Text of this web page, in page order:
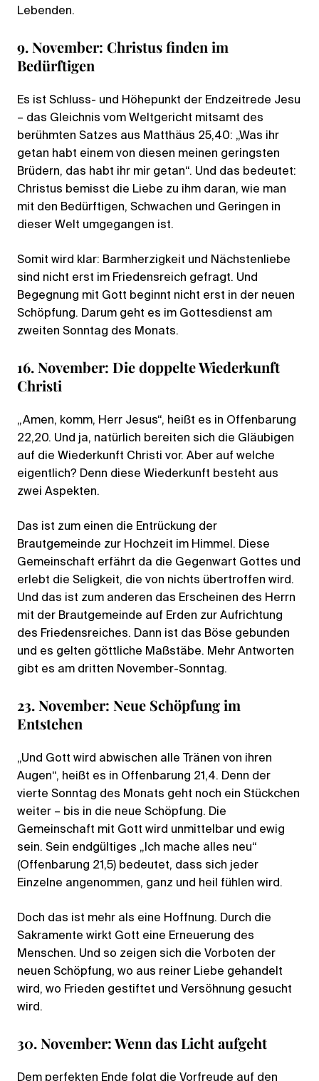
Lebenden.
9. November: Christus finden im
Bedürftigen
Es ist Schluss- und Höhepunkt der Endzeitrede Jesu
– das Gleichnis vom Weltgericht mitsamt des
berühmten Satzes aus Matthäus 25,40: „Was ihr
getan habt einem von diesen meinen geringsten
Brüdern, das habt ihr mir getan“. Und das bedeutet:
Christus bemisst die Liebe zu ihm daran, wie man
mit den Bedürftigen, Schwachen und Geringen in
dieser Welt umgegangen ist.
Somit wird klar: Barmherzigkeit und Nächstenliebe
sind nicht erst im Friedensreich gefragt. Und
Begegnung mit Gott beginnt nicht erst in der neuen
Schöpfung. Darum geht es im Gottesdienst am
zweiten Sonntag des Monats.
16. November: Die doppelte Wiederkunft
Christi
„Amen, komm, Herr Jesus“, heißt es in Offenbarung
22,20. Und ja, natürlich bereiten sich die Gläubigen
auf die Wiederkunft Christi vor. Aber auf welche
eigentlich? Denn diese Wiederkunft besteht aus
zwei Aspekten.
Das ist zum einen die Entrückung der
Brautgemeinde zur Hochzeit im Himmel. Diese
Gemeinschaft erfährt da die Gegenwart Gottes und
erlebt die Seligkeit, die von nichts übertroffen wird.
Und das ist zum anderen das Erscheinen des Herrn
mit der Brautgemeinde auf Erden zur Aufrichtung
des Friedensreiches. Dann ist das Böse gebunden
und es gelten göttliche Maßstäbe. Mehr Antworten
gibt es am dritten November-Sonntag.
23. November: Neue Schöpfung im
Entstehen
„Und Gott wird abwischen alle Tränen von ihren
Augen“, heißt es in Offenbarung 21,4. Denn der
vierte Sonntag des Monats geht noch ein Stückchen
weiter – bis in die neue Schöpfung. Die
Gemeinschaft mit Gott wird unmittelbar und ewig
sein. Sein endgültiges „Ich mache alles neu“
(Offenbarung 21,5) bedeutet, dass sich jeder
Einzelne angenommen, ganz und heil fühlen wird.
Doch das ist mehr als eine Hoffnung. Durch die
Sakramente wirkt Gott eine Erneuerung des
Menschen. Und so zeigen sich die Vorboten der
neuen Schöpfung, wo aus reiner Liebe gehandelt
wird, wo Frieden gestiftet und Versöhnung gesucht
wird.
30. November: Wenn das Licht aufgeht
Dem perfekten Ende folgt die Vorfreude auf den